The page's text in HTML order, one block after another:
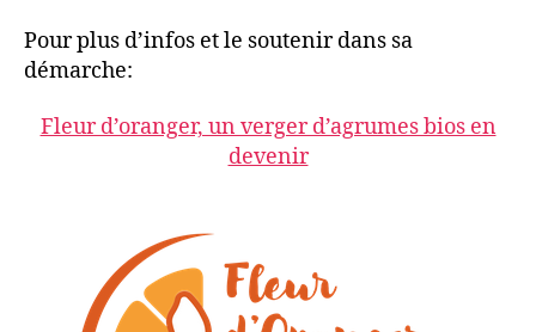
Pour plus d’infos et le soutenir dans sa
démarche:
Fleur d’oranger, un verger d’agrumes bios en
devenir